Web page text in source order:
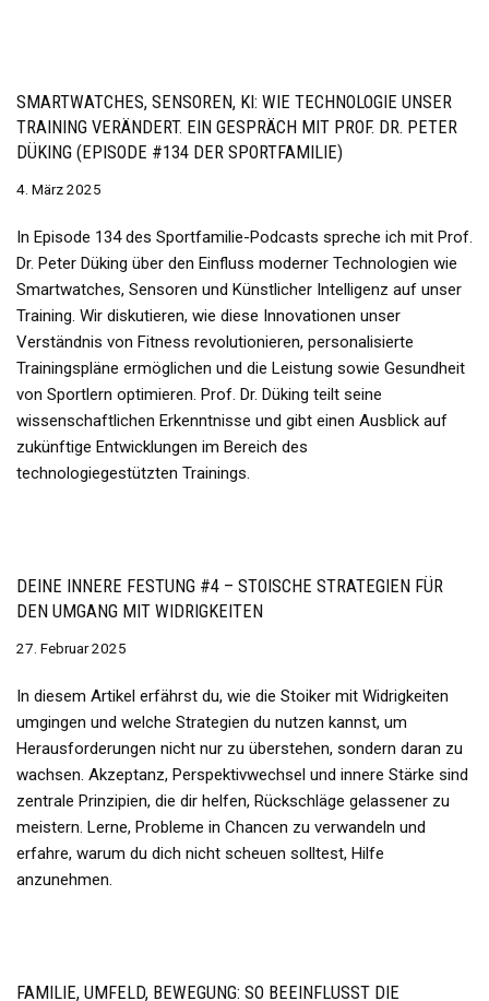
SMARTWATCHES, SENSOREN, KI: WIE TECHNOLOGIE UNSER
TRAINING VERÄNDERT. EIN GESPRÄCH MIT PROF. DR. PETER
DÜKING (EPISODE #134 DER SPORTFAMILIE)
4. März 2025
In Episode 134 des Sportfamilie-Podcasts spreche ich mit Prof.
Dr. Peter Düking über den Einfluss moderner Technologien wie
Smartwatches, Sensoren und Künstlicher Intelligenz auf unser
Training. Wir diskutieren, wie diese Innovationen unser
Verständnis von Fitness revolutionieren, personalisierte
Trainingspläne ermöglichen und die Leistung sowie Gesundheit
von Sportlern optimieren. Prof. Dr. Düking teilt seine
wissenschaftlichen Erkenntnisse und gibt einen Ausblick auf
zukünftige Entwicklungen im Bereich des
technologiegestützten Trainings.
DEINE INNERE FESTUNG #4 – STOISCHE STRATEGIEN FÜR
DEN UMGANG MIT WIDRIGKEITEN
27. Februar 2025
In diesem Artikel erfährst du, wie die Stoiker mit Widrigkeiten
umgingen und welche Strategien du nutzen kannst, um
Herausforderungen nicht nur zu überstehen, sondern daran zu
wachsen. Akzeptanz, Perspektivwechsel und innere Stärke sind
zentrale Prinzipien, die dir helfen, Rückschläge gelassener zu
meistern. Lerne, Probleme in Chancen zu verwandeln und
erfahre, warum du dich nicht scheuen solltest, Hilfe
anzunehmen.
FAMILIE, UMFELD, BEWEGUNG: SO BEEINFLUSST DIE